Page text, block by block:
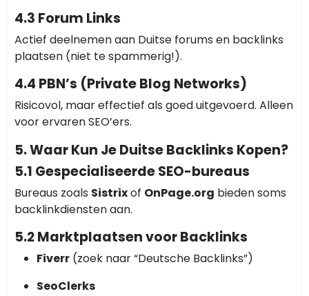
4.3 Forum Links
Actief deelnemen aan Duitse forums en backlinks
plaatsen (niet te spammerig!).
4.4 PBN’s (Private Blog Networks)
Risicovol, maar effectief als goed uitgevoerd. Alleen
voor ervaren SEO’ers.
5. Waar Kun Je Duitse Backlinks Kopen?
5.1 Gespecialiseerde SEO-bureaus
Bureaus zoals Sistrixof OnPage.org bieden soms
backlinkdiensten aan.
5.2 Marktplaatsen voor Backlinks
Fiverr (zoek naar “Deutsche Backlinks”)
SeoClerks